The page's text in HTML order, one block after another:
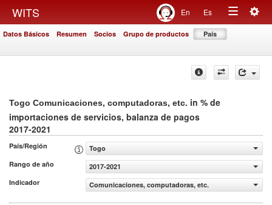
WITS En Es
Toggle
Datos Básicos Resumen Socios Grupo de productos País
Togo Comunicaciones, computadoras, etc. in % de
importaciones de servicios, balanza de pagos
2017-2021
País/Región
Togo
Rango de año
2017-2021
Indicador
Comunicaciones, computadoras, etc. (% de